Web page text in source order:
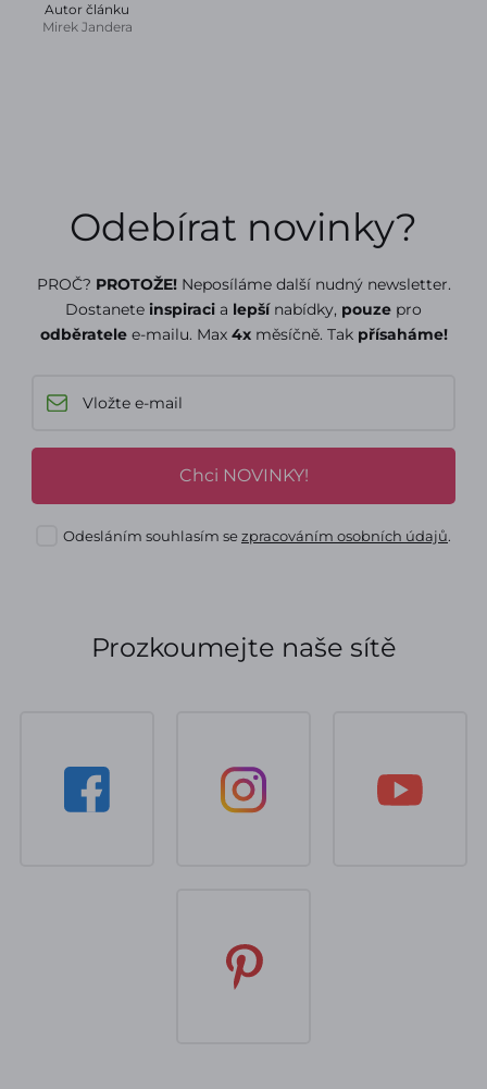
Autor článku
Mirek Jandera
Odebírat novinky?
PROČ? PROTOŽE! Neposíláme další nudný newsletter.
Dostanete inspiraci a lepšínabídky, pouze pro
odběratelee-mailu. Max 4xměsíčně. Tak přísaháme!
Chci NOVINKY!
Odesláním souhlasím sezpracováním osobních údajů.
Prozkoumejte naše sítě